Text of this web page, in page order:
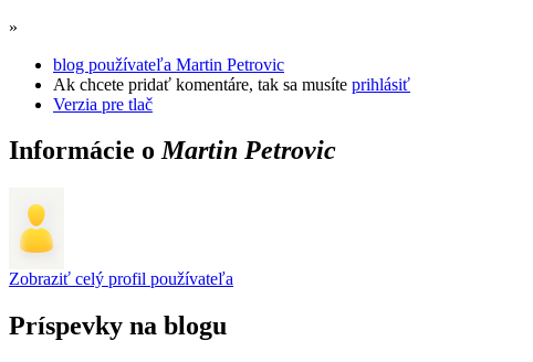
»
blog používateľa Martin Petrovic
Ak chcete pridať komentáre, tak sa musíte prihlásiť
Verzia pre tlač
Informácie oMartin Petrovic
Zobraziť celý profil používateľa
Príspevky na blogu